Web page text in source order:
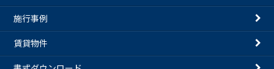
施行事例
賃貸物件